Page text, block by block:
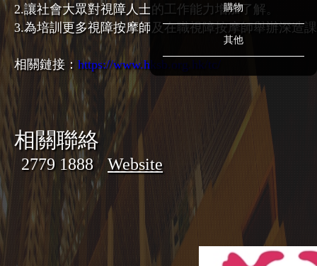
購物
其他
2.讓社會大眾對視障人士的工作能力增加了解。
3.為培訓更多視障按摩師及在職視障按摩師舉辦深造
相關鏈接： https://www.hksb.org.hk/tc/
相關聯絡
2779 1888 Website